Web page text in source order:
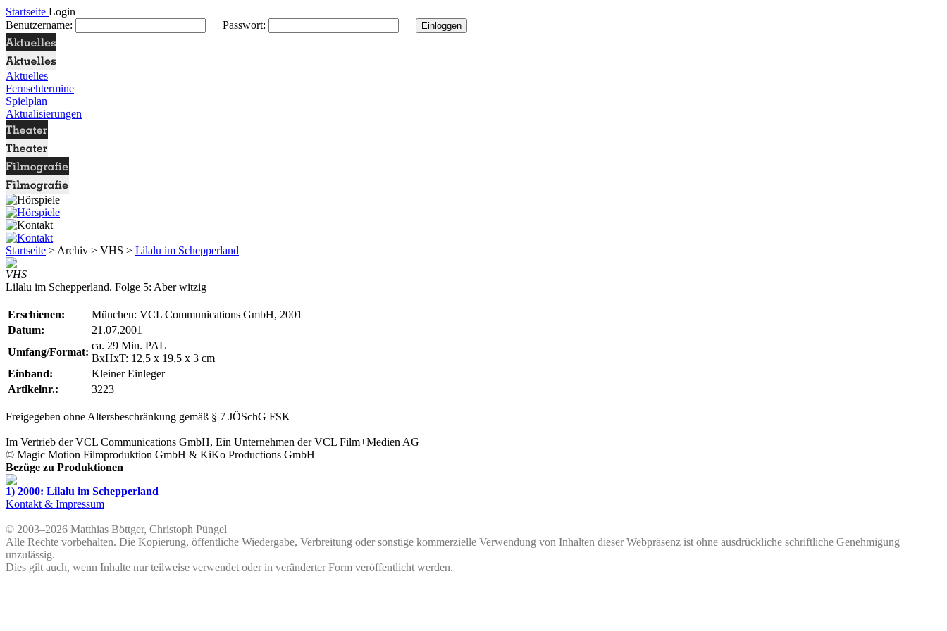
Startseite Login
Benutzername:
Passwort:
Aktuelles
Fernsehtermine
Spielplan
Aktualisierungen
Startseite > Archiv > VHS > Lilalu im Schepperland
VHS
Lilalu im Schepperland. Folge 5: Aber witzig
Erschienen:
München: VCL Communications GmbH, 2001
Datum:
21.07.2001
Umfang/Format:
ca. 29 Min. PAL
BxHxT: 12,5 x 19,5 x 3 cm
Einband:
Kleiner Einleger
Artikelnr.:
3223
Freigegeben ohne Altersbeschränkung gemäß § 7 JÖSchG FSK
Im Vertrieb derVCL Communications GmbH, Ein Unternehmen derVCL Film+Medien AG
© Magic Motion Filmproduktion GmbH & KiKo Productions GmbH
Bezüge zu Produktionen
1) 2000: Lilalu im Schepperland
Kontakt & Impressum
© 2003–2026 Matthias Böttger, Christoph Püngel
Alle Rechte vorbehalten. Die Kopierung, öffentliche Wiedergabe, Verbreitung oder sonstige kommerzielle Verwendung von Inhalten dieser Webpräsenz ist ohne ausdrückliche schriftliche Genehmigung
unzulässig.
Dies gilt auch, wenn Inhalte nur teilweise verwendet oder in veränderter Form veröffentlicht werden.